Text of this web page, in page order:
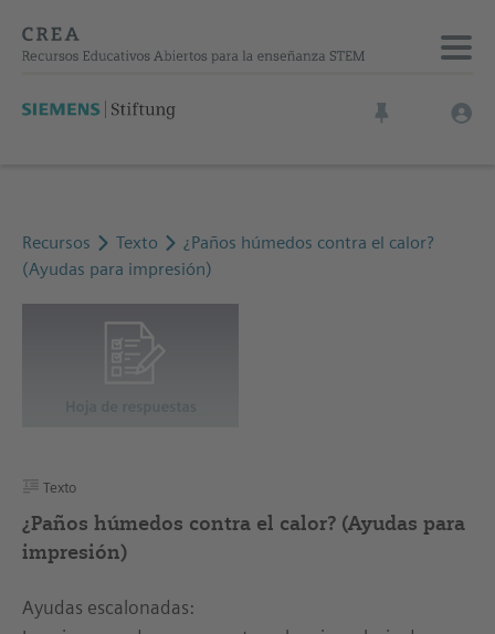
Recursos Texto
¿Paños húmedos contra el calor?
(Ayudas para impresión)
Texto
¿Paños húmedos contra el calor? (Ayudas para
impresión)
Ayudas escalonadas: